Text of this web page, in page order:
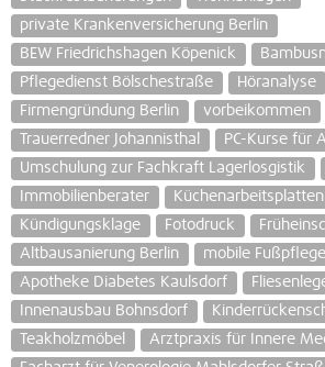
private Krankenversicherung Berlin
BEW Friedrichshagen Köpenick
Pflegedienst Bölschestraße
Höranalyse
Firmengründung Berlin
vorbeikommen
Trauerredner Johannisthal
PC-Kurse für
Umschulung zur Fachkraft Lagerlosgistik
Immobilienberater
Küchenarbeitsplatten
Kündigungsklage
Fotodruck
Altbausanierung Berlin
mobile Fußpflege
Apotheke Diabetes Kaulsdorf
Innenausbau Bohnsdorf
Teakholzmöbel
Arztpraxis für Innere